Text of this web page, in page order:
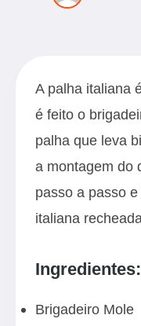
A palha italiana
é feito o
palha que leva
a montagem do
passo a passo
italiana
Ingredientes:
Brigadeiro Mole